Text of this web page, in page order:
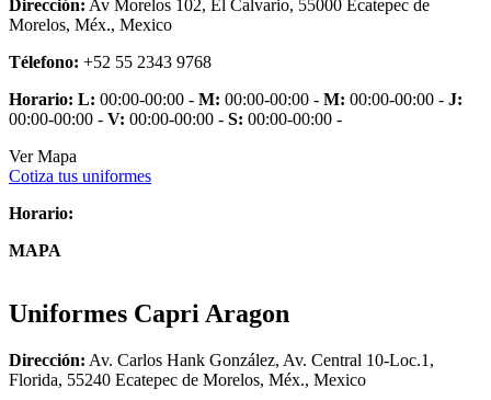
Dirección: Av Morelos 102, El Calvario, 55000 Ecatepec de
Morelos, Méx., Mexico
Télefono: +52 55 2343 9768
Horario: L: 00:00-00:00 - M: 00:00-00:00 - M: 00:00-00:00 - J:
00:00-00:00 - V: 00:00-00:00 - S: 00:00-00:00 -
Ver Mapa
Cotiza tus uniformes
Horario:
MAPA
Uniformes Capri Aragon
Dirección: Av. Carlos Hank González, Av. Central 10-Loc.1,
Florida, 55240 Ecatepec de Morelos, Méx., Mexico